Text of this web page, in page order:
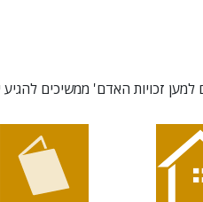
זכויות האדם' ממשיכים להגיע